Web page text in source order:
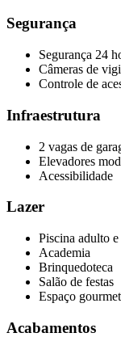
Segurança
Segurança 24
Câmeras de
Controle de
Infraestrutura
2 vagas de
Elevadores
Acessibilidade
Lazer
Piscina adulto
Academia
Brinquedoteca
Salão de festas
Espaço gourmet
Acabamentos